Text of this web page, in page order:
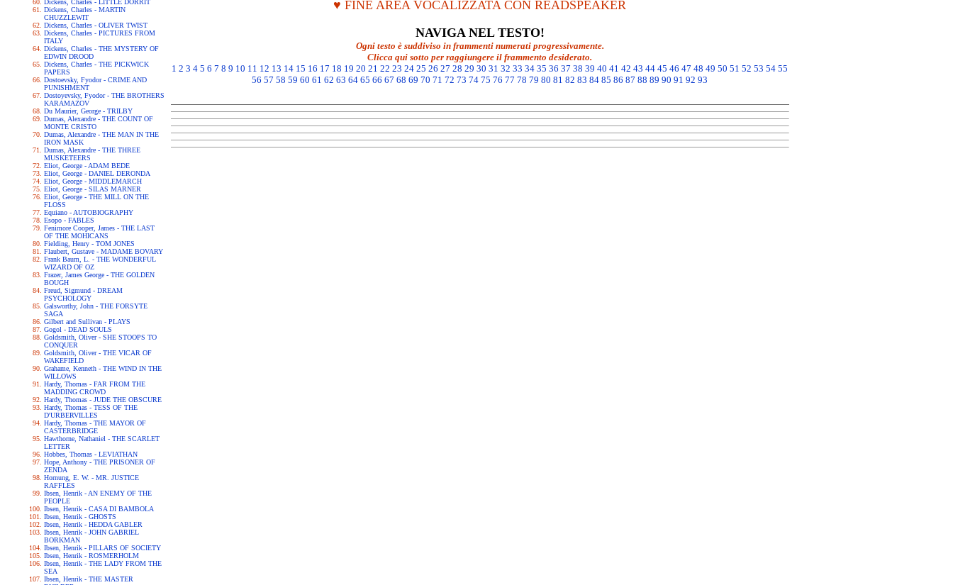
Dickens, Charles - LITTLE DORRIT
Dickens, Charles - MARTIN
CHUZZLEWIT
Dickens, Charles - OLIVER TWIST
Dickens, Charles - PICTURES FROM
ITALY
Dickens, Charles - THE MYSTERY OF
EDWIN DROOD
Dickens, Charles - THE PICKWICK
PAPERS
Dostoevsky, Fyodor - CRIME AND
PUNISHMENT
Dostoyevsky, Fyodor - THE BROTHERS
KARAMAZOV
Du Maurier, George - TRILBY
Dumas, Alexandre - THE COUNT OF
MONTE CRISTO
Dumas, Alexandre - THE MAN IN THE
IRON MASK
Dumas, Alexandre - THE THREE
MUSKETEERS
Eliot, George - ADAM BEDE
Eliot, George - DANIEL DERONDA
Eliot, George - MIDDLEMARCH
Eliot, George - SILAS MARNER
Eliot, George - THE MILL ON THE
FLOSS
Equiano - AUTOBIOGRAPHY
Esopo - FABLES
Fenimore Cooper, James - THE LAST
OF THE MOHICANS
Fielding, Henry - TOM JONES
Flaubert, Gustave - MADAME BOVARY
Frank Baum, L. - THE WONDERFUL
WIZARD OF OZ
Frazer, James George - THE GOLDEN
BOUGH
Freud, Sigmund - DREAM
PSYCHOLOGY
Galsworthy, John - THE FORSYTE
SAGA
Gilbert and Sullivan - PLAYS
Gogol - DEAD SOULS
Goldsmith, Oliver - SHE STOOPS TO
CONQUER
Goldsmith, Oliver - THE VICAR OF
WAKEFIELD
Grahame, Kenneth - THE WIND IN THE
WILLOWS
Hardy, Thomas - FAR FROM THE
MADDING CROWD
Hardy, Thomas - JUDE THE OBSCURE
Hardy, Thomas - TESS OF THE
D'URBERVILLES
Hardy, Thomas - THE MAYOR OF
CASTERBRIDGE
Hawthorne, Nathaniel - THE SCARLET
LETTER
Hobbes, Thomas - LEVIATHAN
Hope, Anthony - THE PRISONER OF
ZENDA
Hornung, E. W. - MR. JUSTICE
RAFFLES
Ibsen, Henrik - AN ENEMY OF THE
PEOPLE
Ibsen, Henrik - CASA DI BAMBOLA
Ibsen, Henrik - GHOSTS
Ibsen, Henrik - HEDDA GABLER
Ibsen, Henrik - JOHN GABRIEL
BORKMAN
Ibsen, Henrik - PILLARS OF SOCIETY
Ibsen, Henrik - ROSMERHOLM
Ibsen, Henrik - THE LADY FROM THE
SEA
Ibsen, Henrik - THE MASTER
♥ FINE AREA VOCALIZZATA CON READSPEAKER
NAVIGA NEL TESTO!
Ogni testo è suddiviso in frammenti numerati progressivamente.
Clicca qui sotto per raggiungere il frammento desiderato.
1 2 3 4 5 6 7 8 9 10 11 12 13 14 15 16 17 18 19 20 21 22 23 24 25 26 27 28 29 30 31 32 33 34 35 36 37 38 39 40 41 42 43 44 45 46 47 48 49 50 51 52 53 54 55
56 57 58 59 60 61 62 63 64 65 66 67 68 69 70 71 72 73 74 75 76 77 78 79 80 81 82 83 84 85 86 87 88 89 90 91 92 93